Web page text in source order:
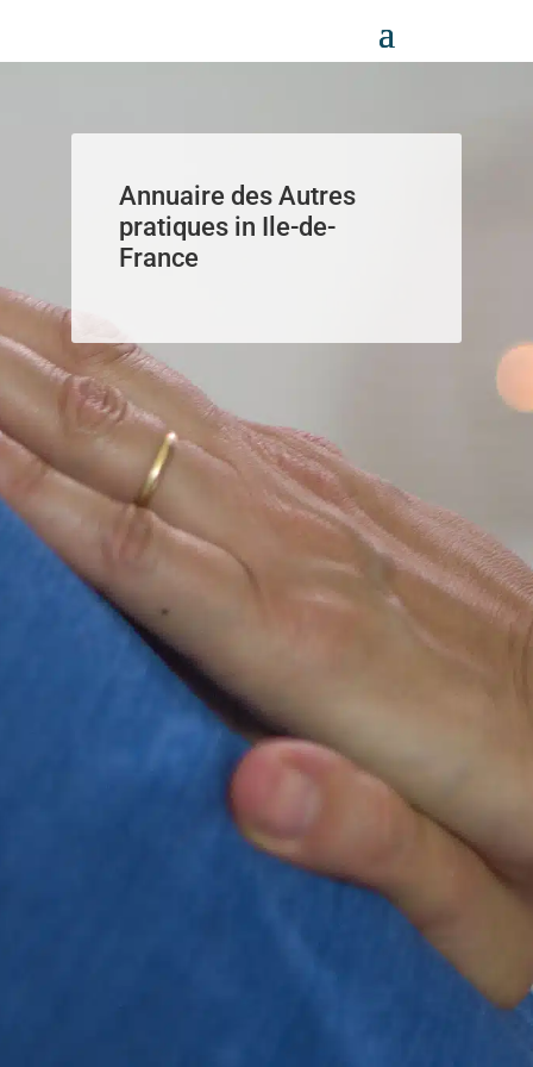
Annuaire des Autres
pratiques in Ile-de-
France